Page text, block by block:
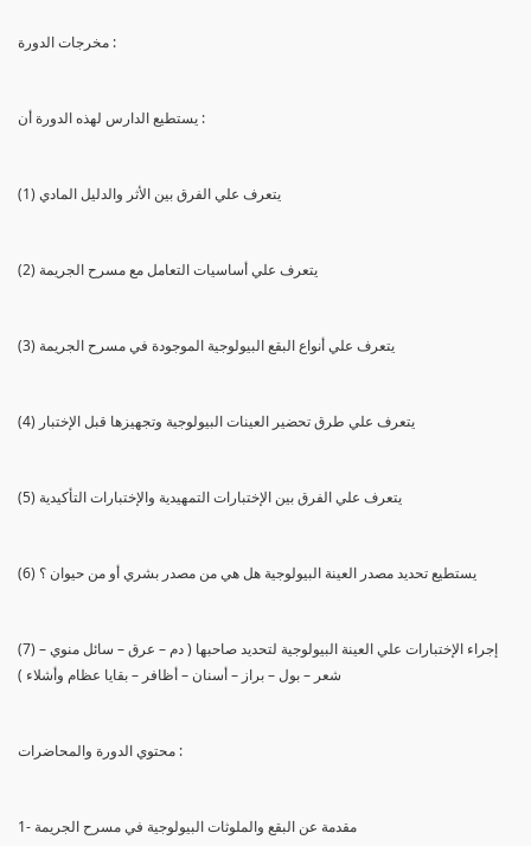
مخرجات الدورة :
يستطيع الدارس لهذه الدورة أن :
(1) يتعرف علي الفرق بين الأثر والدليل المادي
(2) يتعرف علي أساسيات التعامل مع مسرح الجريمة
(3) يتعرف علي أنواع البقع البيولوجية الموجودة في مسرح الجريمة
(4) يتعرف علي طرق تحضير العينات البيولوجية وتجهيزها قبل الإختبار
(5) يتعرف علي الفرق بين الإختبارات التمهيدية والإختبارات التأكيدية
(6) يستطيع تحديد مصدر العينة البيولوجية هل هي من مصدر بشري أو من حيوان ؟
(7) إجراء الإختبارات علي العينة البيولوجية لتحديد صاحبها ( دم – عرق – سائل منوي –
شعر – بول – براز – أسنان – أظافر – بقايا عظام وأشلاء )
محتوي الدورة والمحاضرات :
1- مقدمة عن البقع والملوثات البيولوجية في مسرح الجريمة